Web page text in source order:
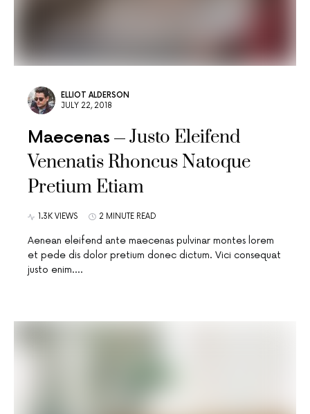
ELLIOT ALDERSON
JULY 22, 2018
Maecenas
Justo Eleifend
Venenatis Rhoncus Natoque
Pretium Etiam
1.3K VIEWS 2 MINUTE READ
Aenean eleifend ante maecenas pulvinar montes lorem
et pede dis dolor pretium donec dictum. Vici consequat
justo enim.…